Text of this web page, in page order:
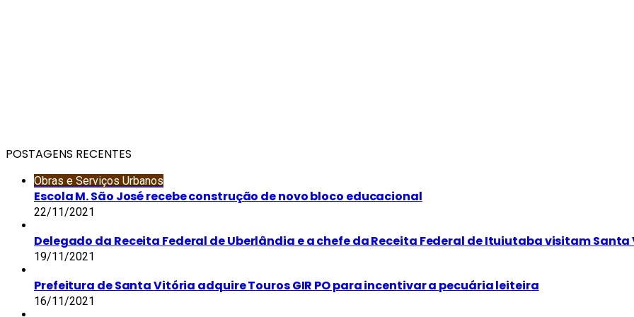
POSTAGENS RECENTES
Obras e Serviços Urbanos
Escola M. São José recebe construção de novo bloco educacional
22/11/2021
Delegado da Receita Federal de Uberlândia e a chefe da Receita Federal de Ituiutaba visitam
19/11/2021
Prefeitura de Santa Vitória adquire Touros GIR PO para incentivar a pecuária leiteira
16/11/2021